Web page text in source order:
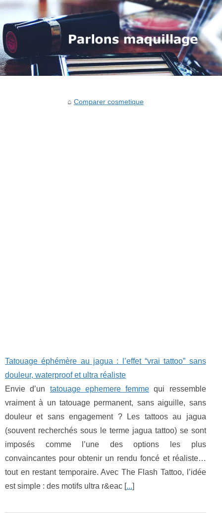
Comparer cosmetique
Tatouage éphémère au jagua : l’effet “vrai tattoo” sans
douleur, waterproof et ultra réaliste
Envie d’un tatouage ephemere femme qui ressemble
vraiment à un tatouage permanent, sans aiguille, sans
douleur et sans engagement ? Les tattoos au jagua
(souvent recherchés sous le terme jagua tattoo) se sont
imposés comme l’une des options les plus
convaincantes pour obtenir un rendu foncé et réaliste…
tout en restant temporaire. Avec The Flash Tattoo, l’idée
est simple : des motifs ultra r&eac [...]